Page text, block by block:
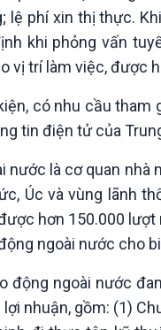
lệ phí xin thị thực.
khi phỏng vấn
vị trí làm việc, được
có nhu cầu tham
tin điện tử của
là cơ quan nhà
Úc và vùng lãnh
hơn 150.000
ngoài nước cho
ngoài nước
nhuận, gồm: (1)